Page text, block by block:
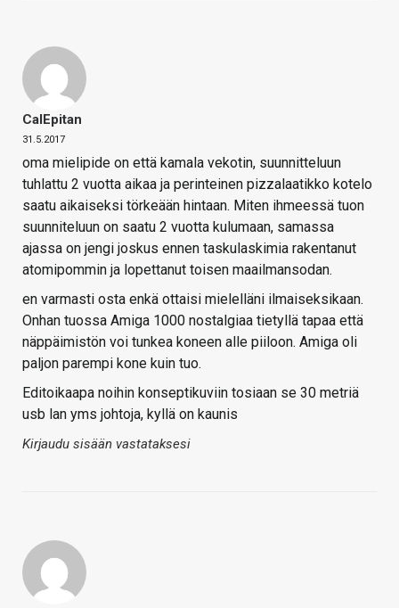
CalEpitan
31.5.2017
oma mielipide on että kamala vekotin, suunnitteluun
tuhlattu 2 vuotta aikaa ja perinteinen pizzalaatikko kotelo
saatu aikaiseksi törkeään hintaan. Miten ihmeessä tuon
suunniteluun on saatu 2 vuotta kulumaan, samassa
ajassa on jengi joskus ennen taskulaskimia rakentanut
atomipommin ja lopettanut toisen maailmansodan.
en varmasti osta enkä ottaisi mielelläni ilmaiseksikaan.
Onhan tuossa Amiga 1000 nostalgiaa tietyllä tapaa että
näppäimistön voi tunkea koneen alle piiloon. Amiga oli
paljon parempi kone kuin tuo.
Editoikaapa noihin konseptikuviin tosiaan se 30 metriä
usb lan yms johtoja, kyllä on kaunis
Kirjaudu sisään vastataksesi